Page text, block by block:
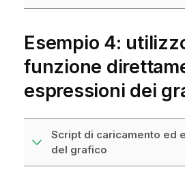
Esempio 4:
funzione
espressioni dei
Script di caricamento ed
del grafico